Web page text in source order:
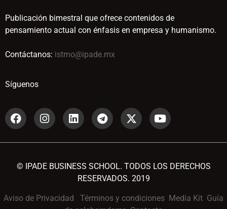
Publicación bimestral que ofrece contenidos de
pensamiento actual con énfasis en empresa y humanismo.
Contáctanos: istmo@ipade.mx
Síguenos
© IPADE BUSINESS SCHOOL. TODOS LOS DERECHOS
RESERVADOS. 2019
Aviso de Privacidad Términos y condiciones Media Kit Guía